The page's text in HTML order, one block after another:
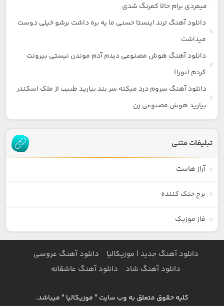
میمردی برام حالا کمرنگ شدی
دانلود آهنگ ترند اینستا حسنی ما یه بره داشت برشو خیلی دوست
میداشت
دانلود آهنگ هوش مصنوعی دیدم آدم موندن نیستی بیرونت
کردم (نورا)
دانلود آهنگ سروم درد میکنه سر بند بیارید طبیب از ملک اسکندر
بیارید هوش مصنوعی زن
تبلیغات متنی
آراز هاست
برج خنک کننده
فاز موزیک
دانلود آهنگ جدید | موزیکالیا
دانلود آهنگ عروسی
دانلود آهنگ شاد
دانلود آهنگ عاشقانه
کلیه حقوق متعلق به وب سایت " موزیکالیا " میباشد.